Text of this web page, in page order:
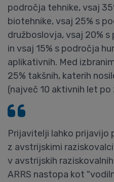
področja tehnike, vsaj
biotehnike, vsaj 25% s
družboslovja, vsaj 20%
in vsaj 15% s področja
aplikativnih. Med
25% takšnih, katerih
(največ 10 aktivnih let
Prijavitelji lahko prijavijo
z avstrijskimi
v avstrijskih
ARRS nastopa kot